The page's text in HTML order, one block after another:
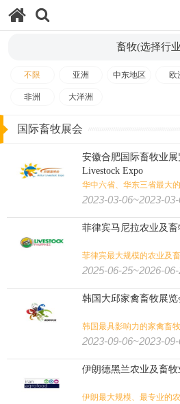
畜牧(选择行
不限 亚洲 中东地区 欧
非洲 大洋洲
国际畜牧展会
安徽合肥国际畜牧业
Livestock Expo
华中六省、华东三省最大
2023-03-06~2023-
菲律宾马尼拉农业及畜
菲律宾最大规模的农业及
2025-06-25~2026-
韩国大邱家禽畜牧展
韩国最具影响力的家禽畜
2023-09-06~2023-
伊朗德黑兰农业及畜牧
伊朗最大规模、最专业的